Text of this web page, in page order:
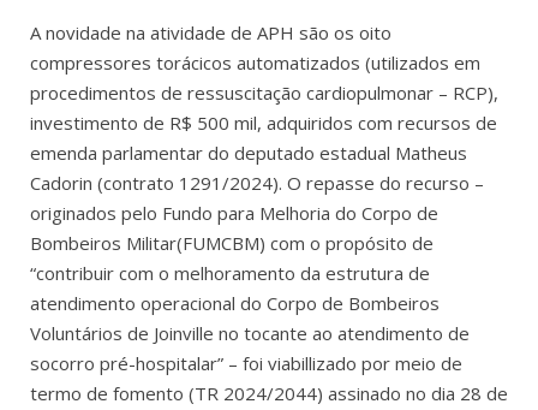
A novidade na atividade de APH são os oito
compressores torácicos automatizados (utilizados em
procedimentos de ressuscitação cardiopulmonar – RCP),
investimento de R$ 500 mil, adquiridos com recursos de
emenda parlamentar do deputado estadual Matheus
Cadorin (contrato 1291/2024). O repasse do recurso –
originados pelo Fundo para Melhoria do Corpo de
Bombeiros Militar(FUMCBM) com o propósito de
“contribuir com o melhoramento da estrutura de
atendimento operacional do Corpo de Bombeiros
Voluntários de Joinville no tocante ao atendimento de
socorro pré-hospitalar” – foi viabillizado por meio de
termo de fomento (TR 2024/2044) assinado no dia 28 de